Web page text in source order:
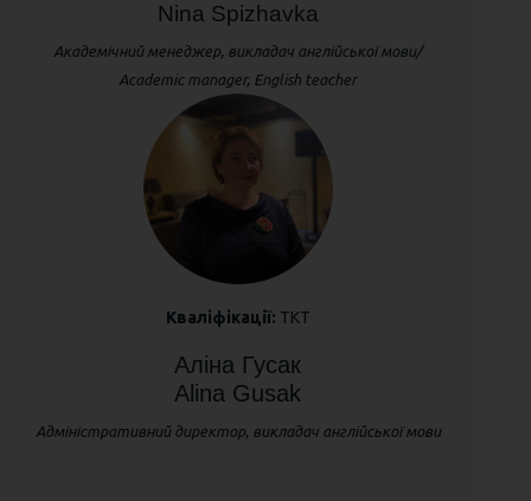
Nina Spizhavka
Академічний менеджер, викладач англійської мови/
Academic manager, English teacher
Кваліфікації: ТКТ
Аліна Гусак
Alina Gusak
Адміністративний директор, викладач англійської мови